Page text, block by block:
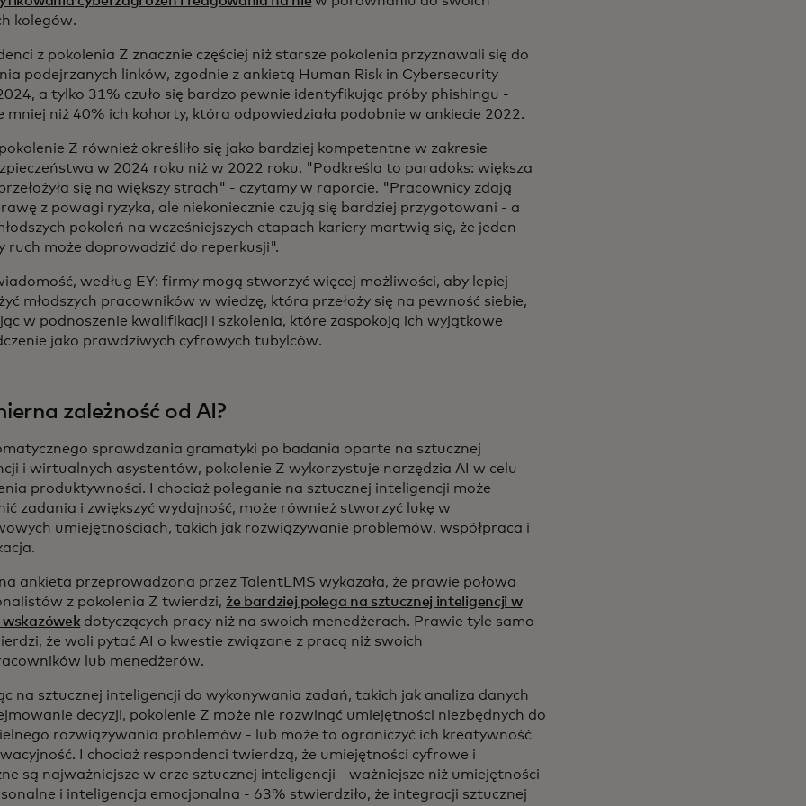
kolegów.
z pokolenia Z znacznie częściej niż starsze pokolenia przyznawali się do
podejrzanych linków, zgodnie z ankietą Human Risk in Cybersecurity
a tylko 31% czuło się bardzo pewnie identyfikując próby phishingu -
mniej niż 40% ich kohorty, która odpowiedziała podobnie w ankiecie 2022.
Z również określiło się jako bardziej kompetentne w zakresie
w 2024 roku niż w 2022 roku. "Podkreśla to paradoks: większa
się na większy strach" - czytamy w raporcie. "Pracownicy zdają
z powagi ryzyka, ale niekoniecznie czują się bardziej przygotowani - a
pokoleń na wcześniejszych etapach kariery martwią się, że jeden
ruch może doprowadzić do reperkusji".
według EY: firmy mogą stworzyć więcej możliwości, aby lepiej
młodszych pracowników w wiedzę, która przełoży się na pewność siebie,
w podnoszenie kwalifikacji i szkolenia, które zaspokoją ich wyjątkowe
jako prawdziwych cyfrowych tubylców.
zależność od AI?
sprawdzania gramatyki po badania oparte na sztucznej
i wirtualnych asystentów, pokolenie Z wykorzystuje narzędzia AI w celu
produktywności. I chociaż poleganie na sztucznej inteligencji może
zadania i zwiększyć wydajność, może również stworzyć lukę w
umiejętnościach, takich jak rozwiązywanie problemów, współpraca i
ankieta przeprowadzona przez TalentLMS wykazała, że prawie połowa
z pokolenia Z twierdzi, że bardziej polega na sztucznej inteligencji w
wskazówek dotyczących pracy niż na swoich menedżerach. Prawie tyle samo
że woli pytać AI o kwestie związane z pracą niż swoich
lub menedżerów.
na sztucznej inteligencji do wykonywania zadań, takich jak analiza danych
decyzji, pokolenie Z może nie rozwinąć umiejętności niezbędnych do
rozwiązywania problemów - lub może to ograniczyć ich kreatywność
I chociaż respondenci twierdzą, że umiejętności cyfrowe i
są najważniejsze w erze sztucznej inteligencji - ważniejsze niż umiejętności
i inteligencja emocjonalna - 63% stwierdziło, że integracji sztucznej